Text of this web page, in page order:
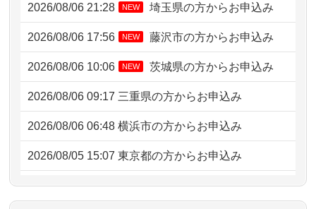
2026/08/06 21:28 NEW 埼玉県の方からお申込み
2026/08/06 17:56 NEW 藤沢市の方からお申込み
2026/08/06 10:06 NEW 茨城県の方からお申込み
2026/08/06 09:17 三重県の方からお申込み
2026/08/06 06:48 横浜市の方からお申込み
2026/08/05 15:07 東京都の方からお申込み
2026/08/05 11:33 神奈川の方からお申込み